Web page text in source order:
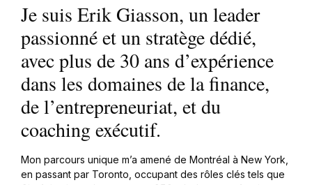
Je suis Erik Giasson, un leader
passionné et un stratège dédié,
avec plus de 30 ans d’expérience
dans les domaines de la finance,
de l’entrepreneuriat, et du
coaching exécutif.
Mon parcours unique m’a amené de Montréal à New York,
en passant par Toronto, occupant des rôles clés tels que